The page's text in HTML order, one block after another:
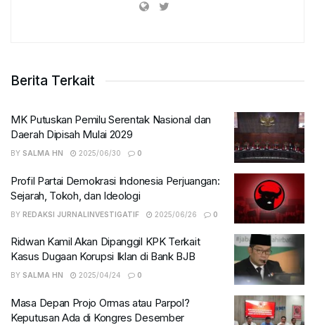
Berita Terkait
MK Putuskan Pemilu Serentak Nasional dan
Daerah Dipisah Mulai 2029
BY SALMA HN 2025/06/30 0
Profil Partai Demokrasi Indonesia Perjuangan:
Sejarah, Tokoh, dan Ideologi
BY REDAKSI JURNALINVESTIGATIF 2025/06/26 0
Ridwan Kamil Akan Dipanggil KPK Terkait
Kasus Dugaan Korupsi Iklan di Bank BJB
BY SALMA HN 2025/04/24 0
Masa Depan Projo Ormas atau Parpol?
Keputusan Ada di Kongres Desember